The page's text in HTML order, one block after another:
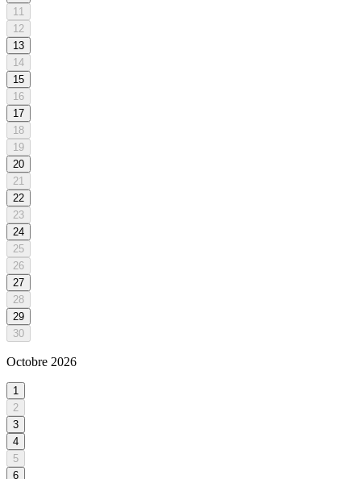
11
12
13
14
15
16
17
18
19
20
21
22
23
24
25
26
27
28
29
30
Octobre 2026
1
2
3
4
5
6